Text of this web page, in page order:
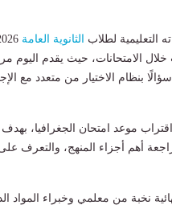
التعليمية لطلاب الثانوية العامة
خلال الامتحانات، حيث يقدم اليوم
لطلاب الشعبة الأدبية، تتضمن 25 سؤالًا بنظام
موعد امتحان الجغرافيا،
أهم أجزاء المنهج، والتعرف على
نخبة من معلمي وخبراء المواد